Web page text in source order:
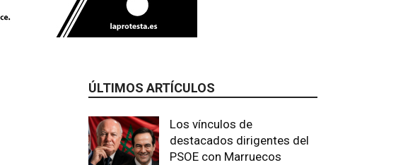
ÚLTIMOS ARTÍCULOS
Los vínculos de
destacados dirigentes del
PSOE con Marruecos